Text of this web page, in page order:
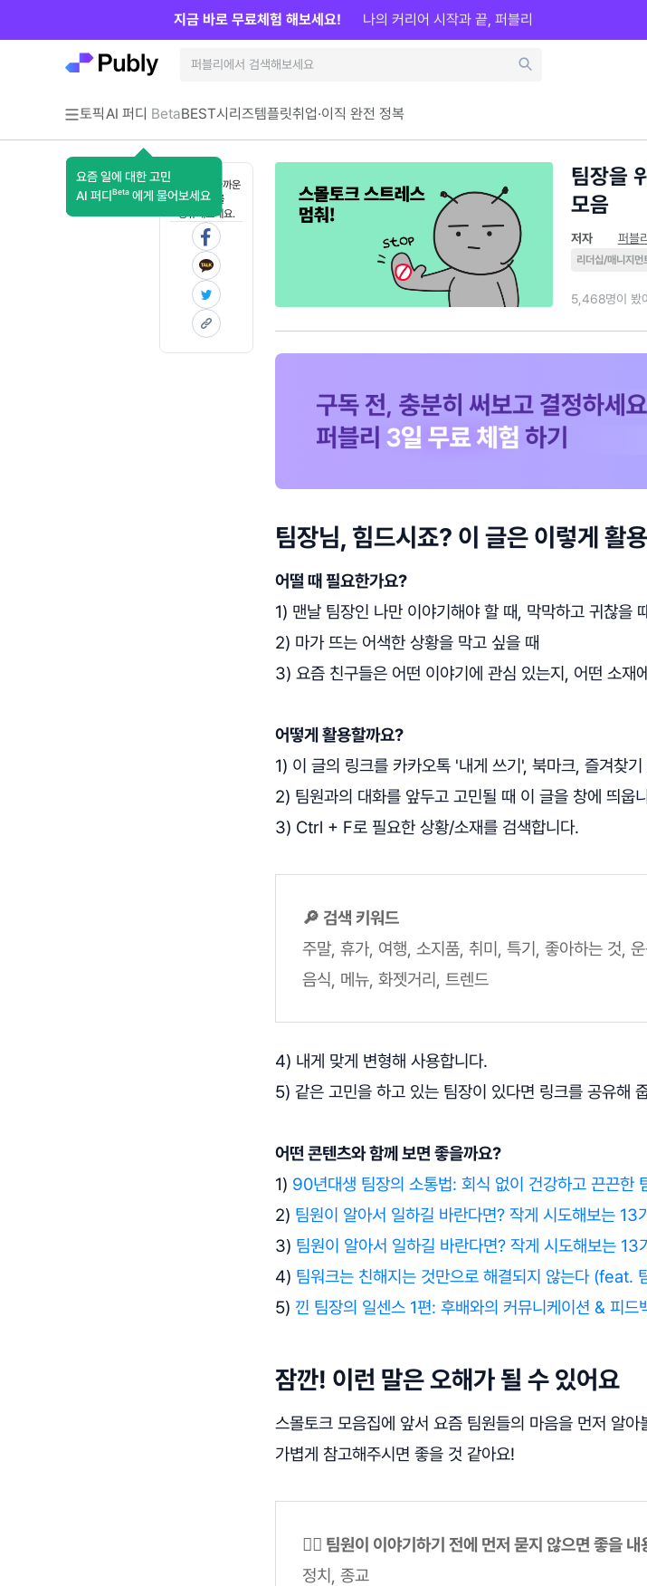
토픽AI 퍼디 Beta
요즘 일에 대한 고민
AI 퍼디 Beta 에게 물어보세요
BEST시리즈템플릿취업·이직 완전 정복
지금 바로 무료체험 해보세요! 나의 커리어 시작과 끝, 퍼블리
혼자 보기 아까운
콘텐츠를
공유해보세요.
팀장을
모음
저자 퍼블리
리더십/매니지먼
5,468명이 봤
팀장님, 힘드시죠? 이 글은 이렇게 활
어떨 때 필요한가요?
1) 맨날 팀장인 나만 이야기해야 할 때, 막막하고 귀찮을
2) 마가 뜨는 어색한 상황을 막고 싶을 때
3) 요즘 친구들은 어떤 이야기에 관심 있는지, 어떤 소재
어떻게 활용할까요?
1) 이 글의 링크를 카카오톡 '내게 쓰기', 북마크, 즐겨찾
2) 팀원과의 대화를 앞두고 고민될 때 이 글을 창에 띄웁
3) Ctrl + F로 필요한 상황/소재를 검색합니다.
‍🔎 검색 키워드
주말, 휴가, 여행, 소지품, 취미, 특기, 좋아하는 것,
음식, 메뉴, 화젯거리, 트렌드
4) 내게 맞게 변형해 사용합니다.
5) 같은 고민을 하고 있는 팀장이 있다면 링크를 공유해
어떤 콘텐츠와 함께 보면 좋을까요?
1) 90년대생 팀장의 소통법: 회식 없이 건강하고 끈끈한
2) 팀원이 알아서 일하길 바란다면? 작게 시도해보는 13
3) 팀원이 알아서 일하길 바란다면? 작게 시도해보는 13
4) 팀워크는 친해지는 것만으로 해결되지 않는다 (feat.
5) 낀 팀장의 일센스 1편: 후배와의 커뮤니케이션 & 피드
잠깐! 이런 말은 오해가 될 수 있어요
스몰토크 모음집에 앞서 요즘 팀원들의 마음을 먼저 알
가볍게 참고해주시면 좋을 것 같아요!
🙅‍♀️ 팀원이 이야기하기 전에 먼저 묻지 않으면 좋을 내
정치, 종교